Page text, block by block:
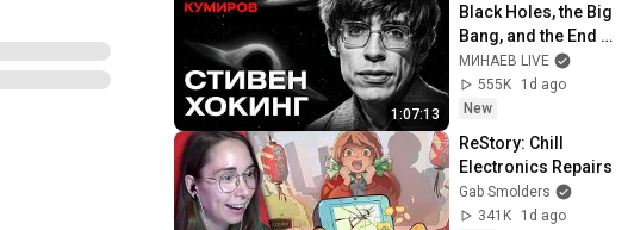
1:07:13
Black Holes, the Big
Bang, and the End
of the Universe /
Idol Stories /
MINAEV
МИНАЕВ LIVE
555K
1d ago
New
ReStory: Chill
Electronics Repairs
Gab Smolders
341K
1d ago